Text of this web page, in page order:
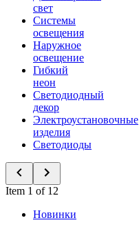
свет
Системы
освещения
Наружное
освещение
Гибкий
неон
Светодиодный
декор
Электроустановочные
изделия
Светодиоды
Item 1 of 12
Новинки